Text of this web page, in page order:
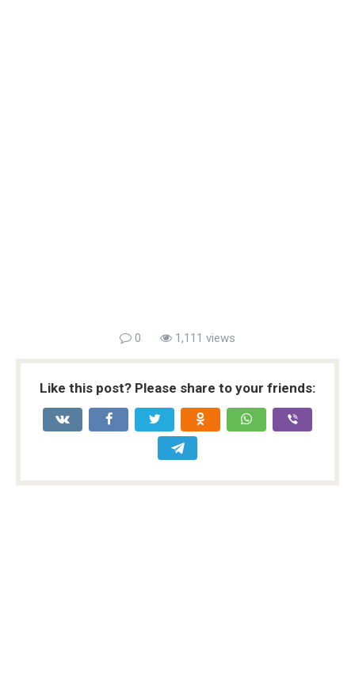
0 1,111 views
Like this post? Please share to your friends: